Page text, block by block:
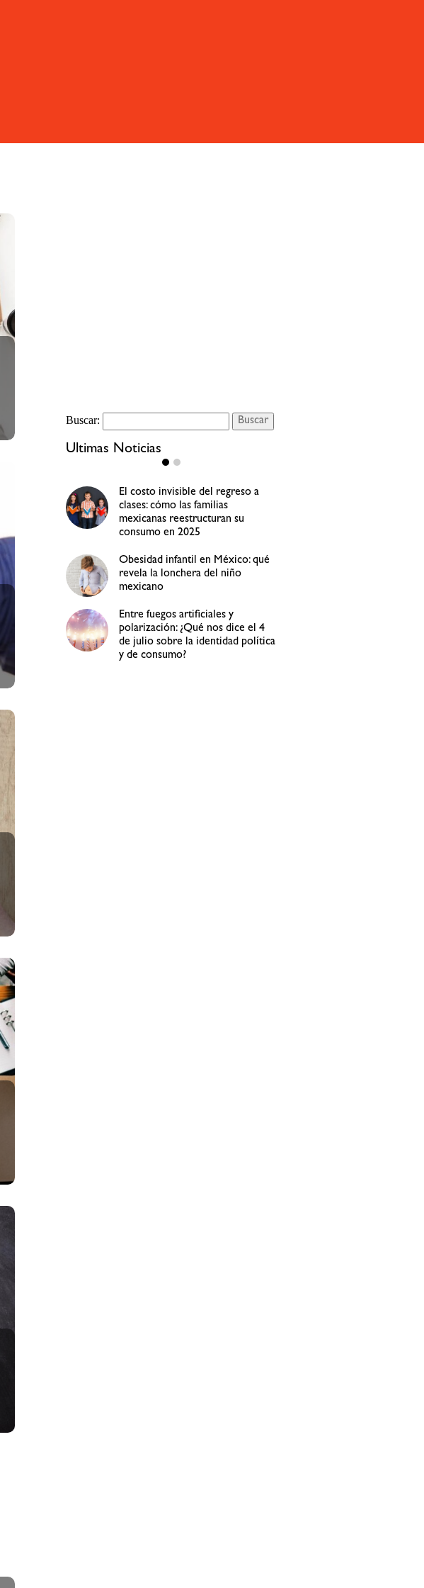
Buscar:
Ultimas Noticias
¿Son efectivas las redes sociales
para hacer encuestas de
investigación de mercados?
para comentar en redes sociales?